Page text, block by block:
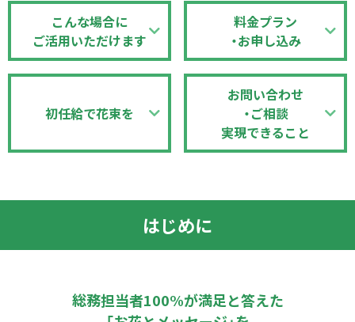
こんな場合に
ご活用いただけます
料金プラン
・お申し込み
初任給で花束を
お問い合わせ
・ご相談
実現できること
はじめに
総務担当者100%が満足と答えた